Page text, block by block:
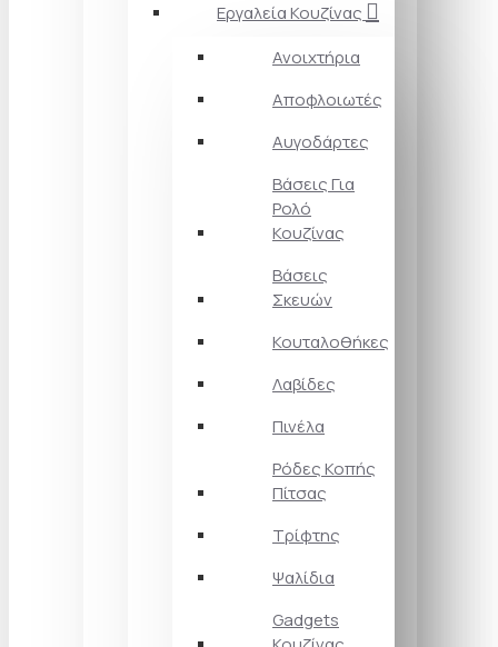
Εργαλεία Κουζίνας
Ανοιχτήρια
Αποφλοιωτές
Αυγοδάρτες
Βάσεις Για
Ρολό
Κουζίνας
Βάσεις
Σκευών
Κουταλοθήκες
Λαβίδες
Πινέλα
Ρόδες Κοπής
Πίτσας
Τρίφτης
Ψαλίδια
Gadgets